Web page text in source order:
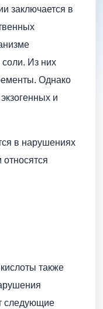
заключается в
Из них
Однако
и
в нарушениях
также
следующие